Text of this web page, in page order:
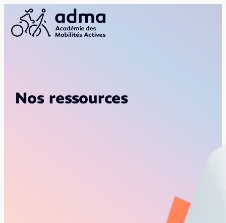
Nos ressources